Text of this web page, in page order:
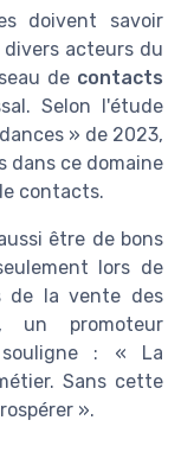
doivent savoir
acteurs du
de contacts
Selon l'étude
» de 2023,
dans ce domaine
contacts.
être de bons
lors de
de la vente des
un promoteur
souligne : « La
Sans cette
».